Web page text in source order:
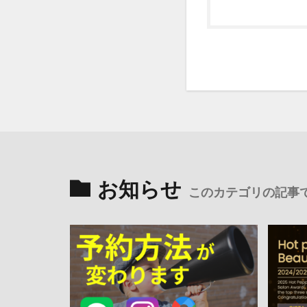
お知らせ このカテゴリの記事